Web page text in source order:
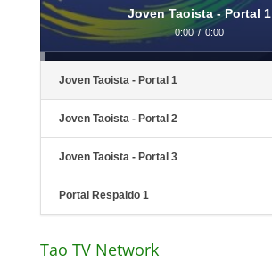
Joven Taoista - Portal 1
0:00 / 0:00
Joven Taoista - Portal 1
Joven Taoista - Portal 2
Joven Taoista - Portal 3
Portal Respaldo 1
Tao TV Network